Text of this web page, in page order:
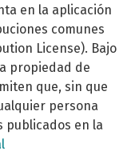
en la aplicación
comunes
License). Bajo
propiedad de
que, sin que
persona
publicados en la